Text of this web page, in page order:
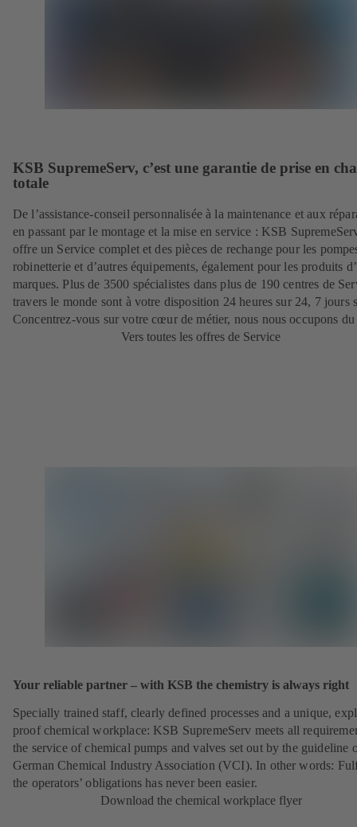
KSB SupremeServ, c’est une garantie de prise en
totale
De l’assistance-conseil personnalisée à la maintenance et aux
en passant par le montage et la mise en service : KSB
offre un Service complet et des pièces de rechange pour les
robinetterie et d’autres équipements, également pour les produits
marques. Plus de 3500 spécialistes dans plus de 190 centres de
travers le monde sont à votre disposition 24 heures sur 24, 7 jours
Concentrez-vous sur votre cœur de métier, nous nous occupons du
Vers toutes les offres de Service
Your reliable partner – with KSB the chemistry is always right
Specially trained staff, clearly defined processes and a unique,
proof chemical workplace: KSB SupremeServ meets all
the service of chemical pumps and valves set out by the guideline
German Chemical Industry Association (VCI). In other words:
the operators’ obligations has never been easier.
Download the chemical workplace flyer